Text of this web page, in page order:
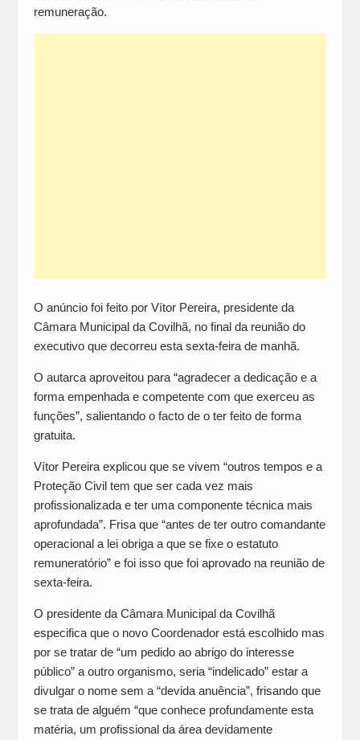
remuneração.
O anúncio foi feito por Vítor Pereira, presidente da
Câmara Municipal da Covilhã, no final da reunião do
executivo que decorreu esta sexta-feira de manhã.
O autarca aproveitou para “agradecer a dedicação e a
forma empenhada e competente com que exerceu as
funções”, salientando o facto de o ter feito de forma
gratuita.
Vítor Pereira explicou que se vivem “outros tempos e a
Proteção Civil tem que ser cada vez mais
profissionalizada e ter uma componente técnica mais
aprofundada”. Frisa que “antes de ter outro comandante
operacional a lei obriga a que se fixe o estatuto
remuneratório” e foi isso que foi aprovado na reunião de
sexta-feira.
O presidente da Câmara Municipal da Covilhã
especifica que o novo Coordenador está escolhido mas
por se tratar de “um pedido ao abrigo do interesse
público” a outro organismo, seria “indelicado” estar a
divulgar o nome sem a “devida anuência”, frisando que
se trata de alguém “que conhece profundamente esta
matéria, um profissional da área devidamente